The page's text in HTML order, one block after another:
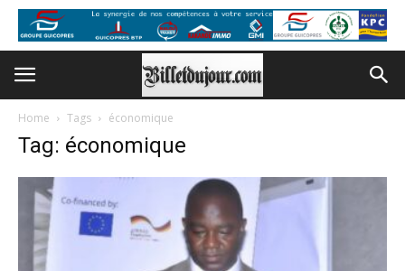
Home Tags économique
Tag: économique